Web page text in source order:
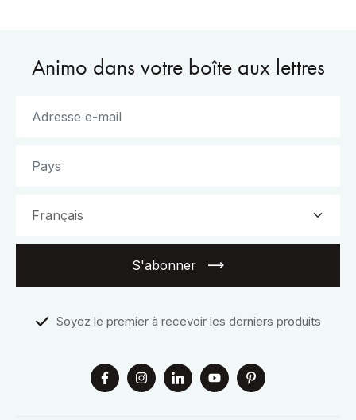
Animo dans votre boîte aux lettres
S'abonner
Soyez le premier à recevoir les derniers produits